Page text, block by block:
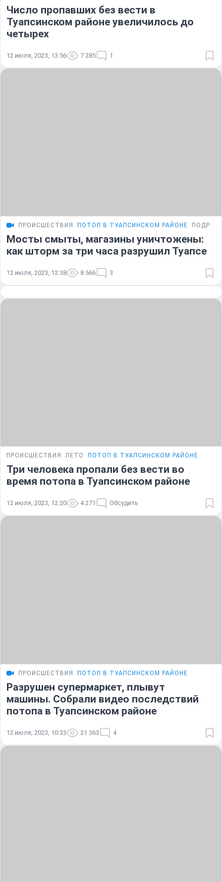
Число пропавших без вести в
Туапсинском районе увеличилось до
четырех
12 июля, 2023, 13:56 7 285 1
ПРОИСШЕСТВИЯ ПОТОП В ТУАПСИНСКОМ РАЙОНЕ
Мосты смыты, магазины уничтожены:
как шторм за три часа разрушил Туапсе
12 июля, 2023, 12:38 8 566 3
ПРОИСШЕСТВИЯ ЛЕТО ПОТОП В ТУАПСИНСКОМ РАЙОНЕ
Три человека пропали без вести во
время потопа в Туапсинском районе
12 июля, 2023, 12:20 4 271 Обсудить
ПРОИСШЕСТВИЯ ПОТОП В ТУАПСИНСКОМ РАЙОНЕ
Разрушен супермаркет, плывут
машины. Собрали видео последствий
потопа в Туапсинском районе
12 июля, 2023, 10:33 21 363 4